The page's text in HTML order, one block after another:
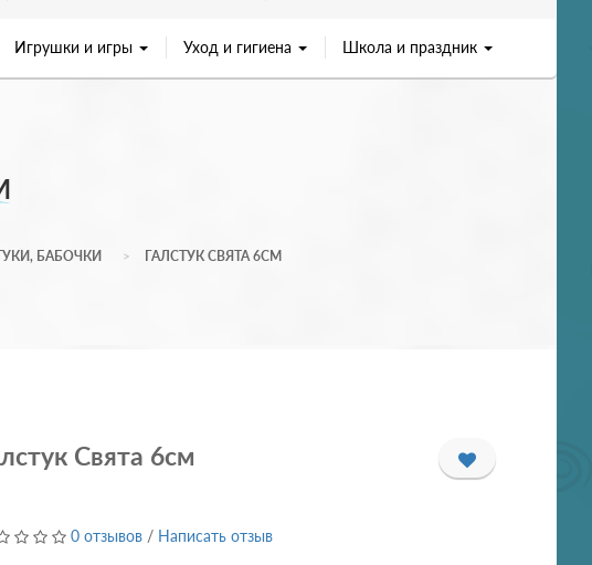
Игрушки и игры Уход и гигиена Школа и праздник
БАБОЧКИ ГАЛСТУК СВЯТА 6СМ
Свята 6см
0 отзывов / Написать отзыв